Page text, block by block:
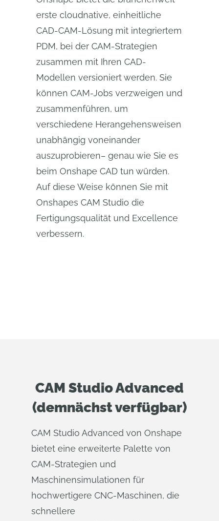
erste cloudnative, einheitliche
CAD-CAM-Lösung mit integriertem
PDM, bei der CAM-Strategien
zusammen mit Ihren CAD-
Modellen versioniert werden. Sie
können CAM-Jobs verzweigen und
zusammenführen, um
verschiedene Herangehensweisen
unabhängig voneinander
auszuprobieren– genau wie Sie es
beim Onshape CAD tun würden.
Auf diese Weise können Sie mit
Onshapes CAM Studio die
Fertigungsqualität und Excellence
verbessern.
CAM Studio Advanced
(demnächst verfügbar)
CAM Studio Advanced von Onshape
bietet eine erweiterte Palette von
CAM-Strategien und
Maschinensimulationen für
hochwertigere CNC-Maschinen, die
schnellere